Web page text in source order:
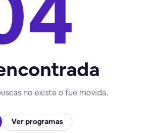
no existe o fue movida.
Ver programas